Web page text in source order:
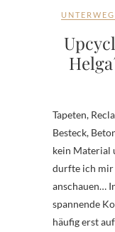
Tapeten,
Besteck,
kein Material
durfte ich mir
anschauen…
spannende
häufig erst